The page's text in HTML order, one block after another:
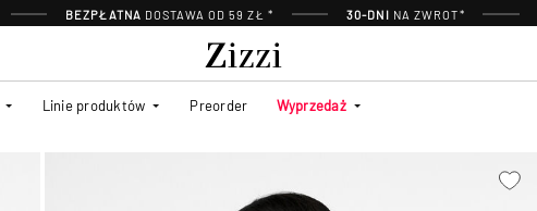
BEZPŁATNA DOSTAWA OD 59 ZŁ * 30-DNI NA ZWROT*
Linie produktów Preorder Wyprzedaż